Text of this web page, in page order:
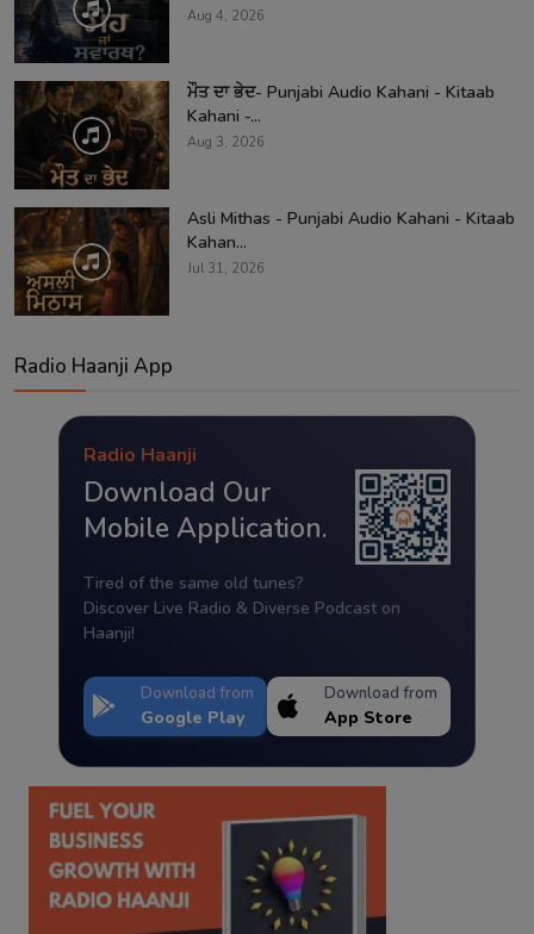
Aug 4, 2026
ਮੌਤ ਦਾ ਭੇਦ- Punjabi Audio Kahani - Kitaab
Kahani -...
Aug 3, 2026
Asli Mithas - Punjabi Audio Kahani - Kitaab
Kahan...
Jul 31, 2026
Radio Haanji App
Radio Haanji
Download Our
Mobile Application.
Tired of the same old tunes?
Discover Live Radio & Diverse Podcast on
Haanji!
Download from
Google Play
Download from
App Store